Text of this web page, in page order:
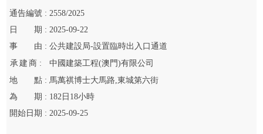
通告編號 :2558/2025
日
期 :2025-09-22
事
由 :公共建設局-設置臨時出入口通道
承建 商 :
中國建築工程(澳門)有限公司
地
點 :馬萬祺博士大馬路,東城第六街
為
期 : 182 日 18小時
開始 日期 :2025-09-25